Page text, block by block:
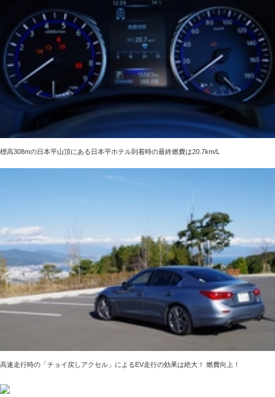
標高308mの日本平山頂にある日本平ホテル到着時の最終燃費は20.7km/L
高速走行時の「チョイ戻しアクセル」によるEV走行の効果は絶大！ 燃費向上！